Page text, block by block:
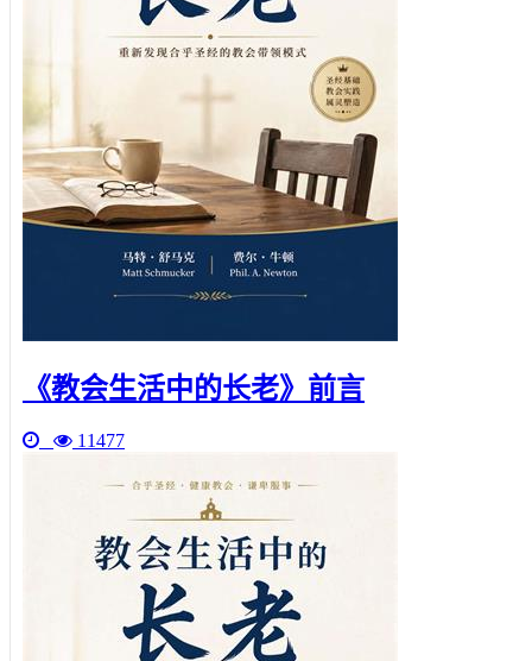
《教会生活中的长老》前言
11477